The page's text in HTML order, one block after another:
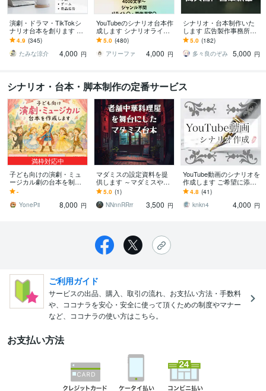
演劇・ドラマ・TikTokシ
ナリオ台本を創ります 実
績400件超 youtube・Insta
gram・ショート
4.9 (345)
たみな涼介
4,000 円
YouTubeのシナリオ台本作
成します シナリオライタ
ーがゆっくり・2chなど幅
広く対応します
5.0 (480)
アリーファ
4,000 円
シナリオ・台本制作いた
します 広告製作事務所の
現役ライターが執筆いた
します
5.0 (182)
多々良のぞみ 5,000 円
シナリオ・台本・脚本制作の定番サービス
満枠対応中
子ども向けの演劇・ミュ
ージカル劇の台本を制作
します ★発表会などの台
本作成の悩み、解消しま
す！
-
YonePii
8,000 円
マダミスの設定資料を提
供します ～マダミスや小
説、劇などの設定にお使
いください～
5.0 (1)
NNnnRRrr
3,500 円
YouTube動画のシナリオを
作成します ご希望に添え
るよう誠心誠意努めさせ
ていただきます！
4.8 (41)
knkn4
4,000 円
ご利用ガイド
サービスの出品、購入、取引の流れ、お支払い方法・手数料
や、ココナラを安心・安全に使って頂くための制度やマナー
など、ココナラの使い方はこちら。
お支払い方法